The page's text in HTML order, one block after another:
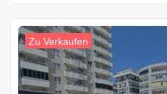
Zu Verkaufen